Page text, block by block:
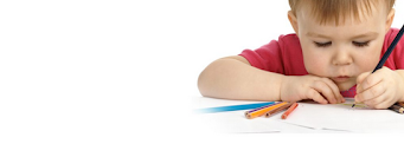
Modul Kokurikuler Kurikulum